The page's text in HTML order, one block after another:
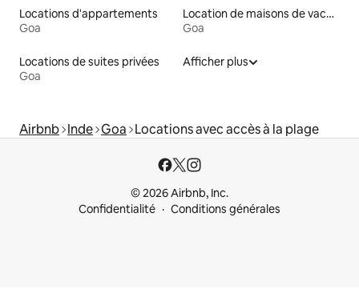
Locations d'appartements
Goa
Location de maisons de vacances
Goa
Locations de suites privées
Goa
Afficher plus
Airbnb Inde Goa Locations avec accès à la plage
© 2026 Airbnb, Inc.
Confidentialité
Conditions générales